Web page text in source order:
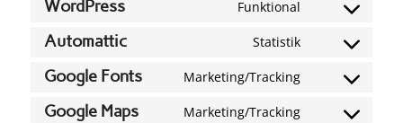
WordPress Funktional
Automattic Statistik
Google Fonts Marketing/Tracking
Google Maps Marketing/Tracking